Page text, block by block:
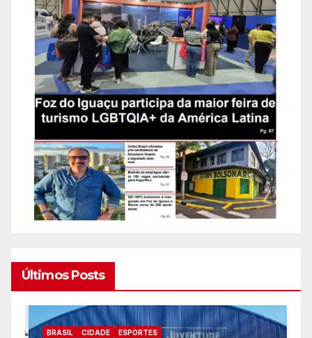
Últimos Posts
BRASIL CIDADE ESPORTES